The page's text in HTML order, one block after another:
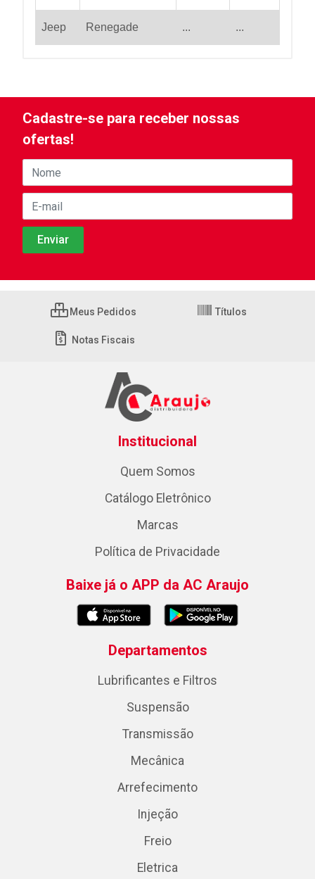
Jeep Renegade ... ...
Cadastre-se para receber nossas
ofertas!
Meus Pedidos Títulos
Notas Fiscais
Institucional
Quem Somos
Catálogo Eletrônico
Marcas
Política de Privacidade
Baixe já o APP da AC Araujo
Departamentos
Lubrificantes e Filtros
Suspensão
Transmissão
Mecânica
Arrefecimento
Injeção
Freio
Eletrica